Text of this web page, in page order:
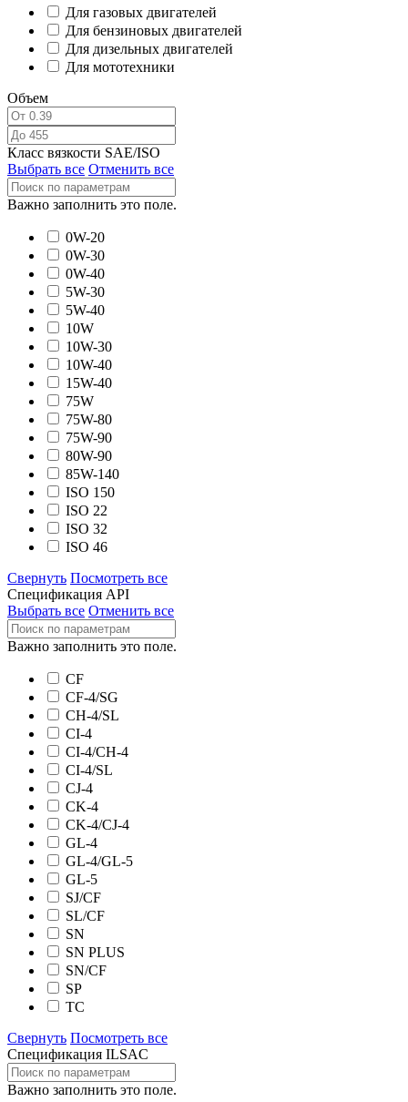
Для газовых двигателей
Для бензиновых двигателей
Для дизельных двигателей
Для мототехники
Объем
Класс вязкости SAE/ISO
Выбрать все Отменить все
Важно заполнить это поле.
0W-20
0W-30
0W-40
5W-30
5W-40
10W
10W-30
10W-40
15W-40
75W
75W-80
75W-90
80W-90
85W-140
ISO 150
ISO 22
ISO 32
ISO 46
Свернуть Посмотреть все
Спецификация API
Выбрать все Отменить все
Важно заполнить это поле.
CF
CF-4/SG
CH-4/SL
CI-4
CI-4/CH-4
CI-4/SL
CJ-4
CK-4
CK-4/CJ-4
GL-4
GL-4/GL-5
GL-5
SJ/CF
SL/CF
SN
SN PLUS
SN/CF
SP
TC
Свернуть Посмотреть все
Спецификация ILSAC
Важно заполнить это поле.